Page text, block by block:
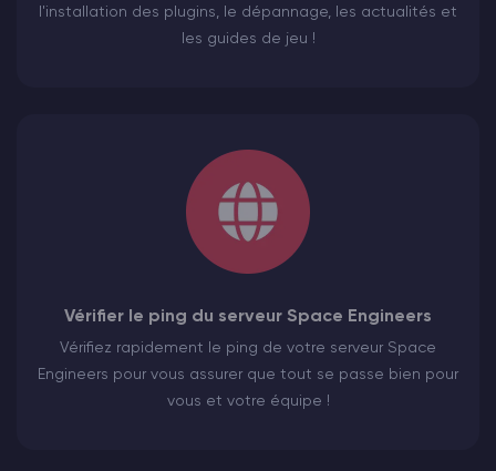
l'installation des plugins, le dépannage, les actualités et
les guides de jeu !
Vérifier le ping du serveur Space Engineers
Vérifiez rapidement le ping de votre serveur Space
Engineers pour vous assurer que tout se passe bien pour
vous et votre équipe !